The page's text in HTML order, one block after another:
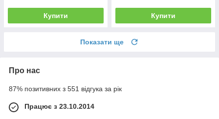
Купити Купити
Показати ще
Про нас
87% позитивних з 551 відгука за рік
Працює з 23.10.2014